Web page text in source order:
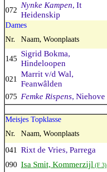
072
Nynke Kampen, It
Heidenskip
Dames
Nr.
Naam, Woonplaats
145
Sigrid Bokma,
Hindeloopen
021
Marrit v/d Wal,
Feanwâlden
075 Femke Rispens, Niehove
Meisjes Topklasse
Nr.
Naam, Woonplaats
041
Rixt de Vries, Parrega
090 Isa Smit, Kommerzijl (F 3)